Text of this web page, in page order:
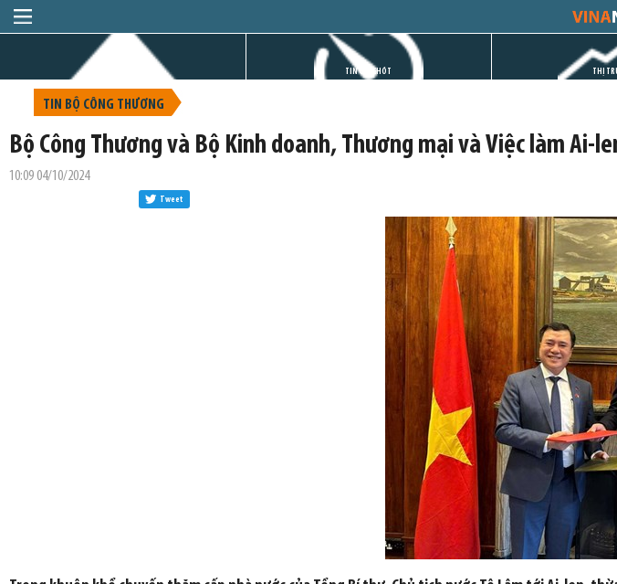
TIN GIỜ CHÓT THỊ
TIN BỘ CÔNG THƯƠNG
Bộ Công Thương và Bộ Kinh doanh, Thương mại và Việc làm Ai-
10:09 04/10/2024
Tweet